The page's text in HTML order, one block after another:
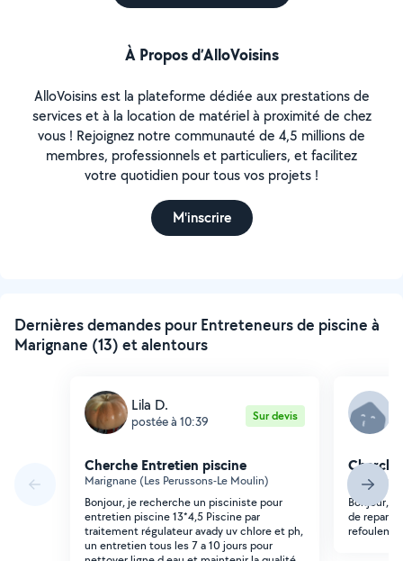
À Propos d’AlloVoisins
AlloVoisins est la plateforme dédiée aux prestations de
services et à la location de matériel à proximité de chez
vous ! Rejoignez notre communauté de 4,5 millions de
membres, professionnels et particuliers, et facilitez
votre quotidien pour tous vos projets !
M'inscrire
Dernières demandes pour Entreteneurs de piscine à
Marignane (13) et alentours
Lila D.
postée à 10:39 Sur devis
Cherche Entretien piscine
Marignane (Les Perussons-Le Moulin)
Bonjour, je recherche un pisciniste pour
entretien piscine 13*4,5 Piscine par
traitement régulateur avady uv chlore et ph,
un entretien tous les 7 a 10 jours pour
Bonjour,
de reparer